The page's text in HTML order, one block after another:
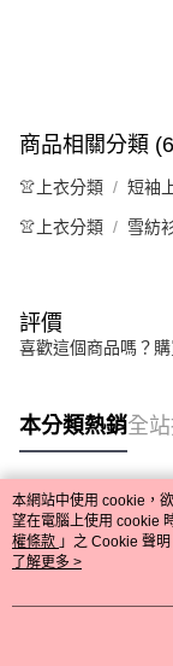
商品相關分類
👚上衣分類 短袖
👚上衣分類 雪紡
評價
喜歡這個商品嗎？
本分類熱銷全
熱門標籤
本網站中使用 cookie，
望在電腦上使用 cookie
權條款 」之 Cookie 聲
用條款之 Cookie 聲明使
了解更多 >